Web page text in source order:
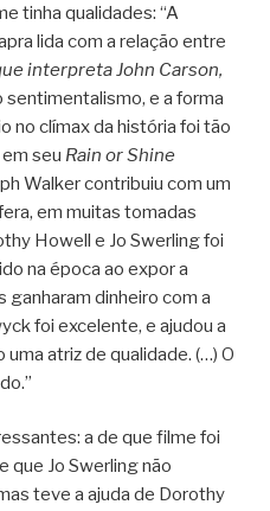
tinha qualidades: “A
lida com a relação entre
interpreta John Carson,
e a forma
no clímax da história foi tão
seu Rain or Shine
Walker contribuiu com um
em muitas tomadas
Howell e Jo Swerling foi
na época ao expor a
dinheiro com a
foi excelente, e ajudou a
atriz de qualidade. (…) O
a de que filme foi
que Jo Swerling não
teve a ajuda de Dorothy